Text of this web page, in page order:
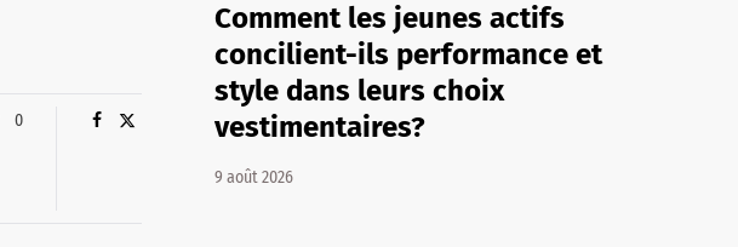
0
Comment les jeunes actifs
concilient-ils performance et
style dans leurs choix
vestimentaires?
9 août 2026